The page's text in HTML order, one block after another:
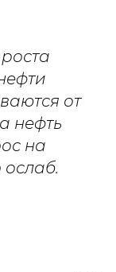
от
нефть
на